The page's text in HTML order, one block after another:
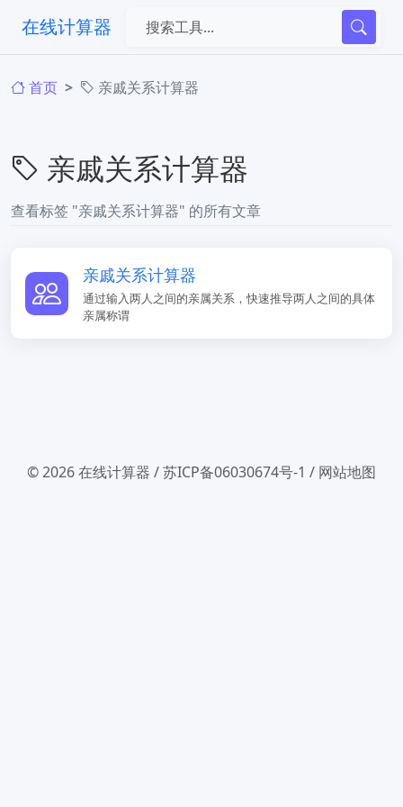
在线计算器
首页 亲戚关系计算器
亲戚关系计算器
查看标签 "亲戚关系计算器" 的所有文章
亲戚关系计算器
通过输入两人之间的亲属关系，快速推导两人之间的具体
亲属称谓
© 2026在线计算器 /苏ICP备06030674号-1 / 网站地图